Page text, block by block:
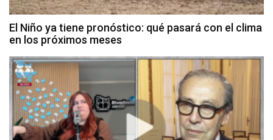
El Niño ya tiene pronóstico: qué pasará con el clima
en los próximos meses